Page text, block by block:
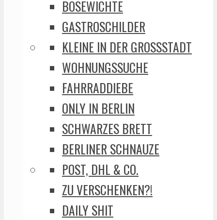
BÖSEWICHTE
GASTROSCHILDER
KLEINE IN DER GROSSSTADT
WOHNUNGSSUCHE
FAHRRADDIEBE
ONLY IN BERLIN
SCHWARZES BRETT
BERLINER SCHNAUZE
POST, DHL & CO.
ZU VERSCHENKEN?!
DAILY SHIT